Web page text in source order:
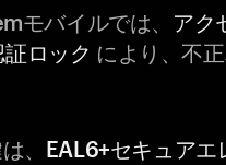
モバイルでは、 アク
ロック により、不
、 EAL6+セキュアエ